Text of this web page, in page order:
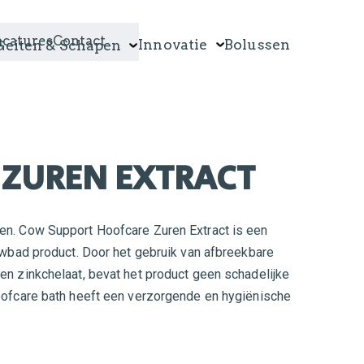
Contact
& Schapen Innovatie Bolussen
EXTRACT
Cow Support Hoofcare Zuren Extract is een
product. Door het gebruik van afbreekbare
zinkchelaat, bevat het product geen schadelijke
bath heeft een verzorgende en hygiënische